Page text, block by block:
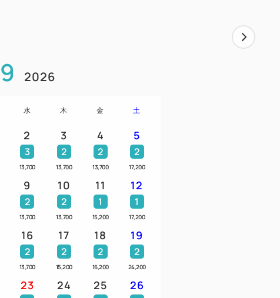
IRON」（カールアイロン）
」（トリートメント）
WASH」(ボディーソープ)
ご用意しております（おひとりさま1枚）
用意です。
んので、あらかじめご了承ください。
大阪湾屈指の好漁場！
げしらすやオリジナル海鮮丼、
クやこだわりの卵など、
9 2026
水 木 金 土
2
3
13,700
3
2
13,700
4
2
13,700
5
2
17,200
9
2
13,700
10
2
13,700
11
1
15,200
12
1
17,200
16
2
13,700
17
2
15,200
18
2
16,200
19
2
24,200
23 24 25 26